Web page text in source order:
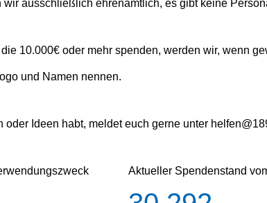
wir ausschließlich ehrenamtlich, es gibt keine
10.000€ oder mehr spenden, werden wir, wenn
und Namen nennen.
oder Ideen habt, meldet euch gerne unter
Aktueller Spendenstand